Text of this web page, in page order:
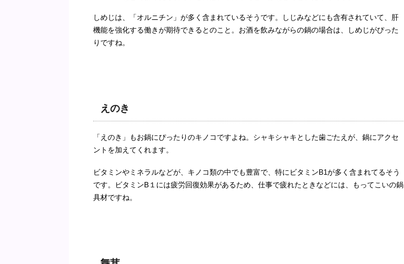
しめじは、「オルニチン」が多く含まれているそうです。しじみなどにも含有されていて、肝
機能を強化する働きが期待できるとのこと。お酒を飲みながらの鍋の場合は、しめじがぴった
りですね。
えのき
「えのき」もお鍋にぴったりのキノコですよね。シャキシャキとした歯ごたえが、鍋にアクセ
ントを加えてくれます。
ビタミンやミネラルなどが、キノコ類の中でも豊富で、特にビタミンB1が多く含まれてるそう
です。ビタミンB１には疲労回復効果があるため、仕事で疲れたときなどには、もってこいの鍋
具材ですね。